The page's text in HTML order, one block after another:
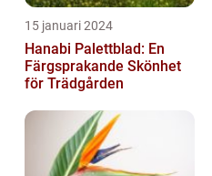
15 januari 2024
Hanabi Palettblad: En
Färgsprakande Skönhet
för Trädgården